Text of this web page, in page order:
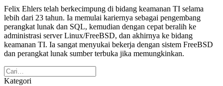
Felix Ehlers telah berkecimpung di bidang keamanan TI selama
lebih dari 23 tahun. Ia memulai kariernya sebagai pengembang
perangkat lunak dan SQL, kemudian dengan cepat beralih ke
administrasi server Linux/FreeBSD, dan akhirnya ke bidang
keamanan TI. Ia sangat menyukai bekerja dengan sistem FreeBSD
dan perangkat lunak sumber terbuka jika memungkinkan.
Kategori